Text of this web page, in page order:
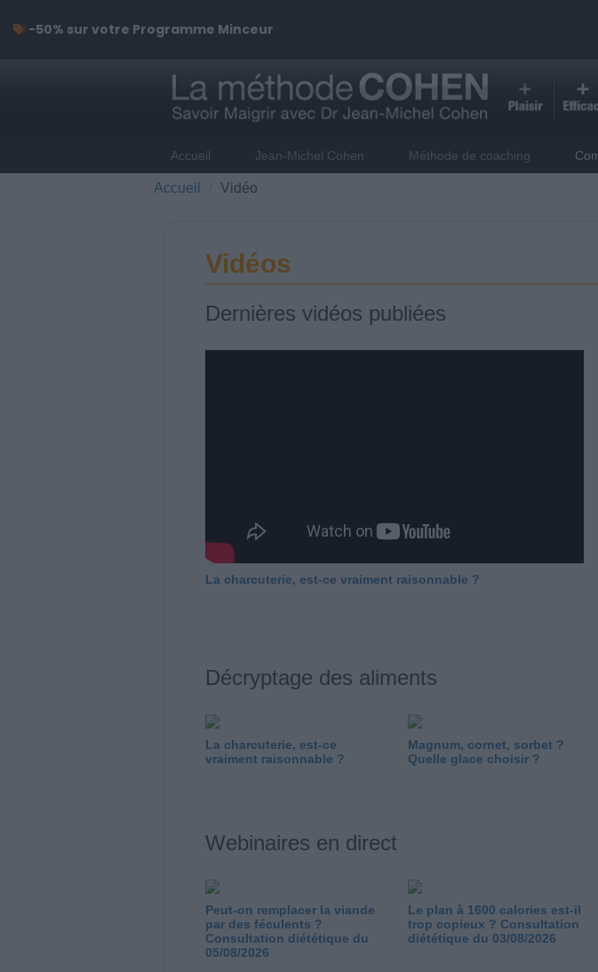
Accueil Jean-Michel Cohen Méthode de coaching
Accueil Vidéo
Vidéos
Dernières vidéos publiées
La charcuterie, est-ce vraiment raisonnable ?
Décryptage des aliments
La charcuterie, est-ce
vraiment raisonnable ?
Magnum, cornet, sorbet ?
Quelle glace choisir ?
Webinaires en direct
Peut-on remplacer la viande
par des féculents ?
Consultation diététique du
05/08/2026
Le plan à 1600 calories est-il
trop copieux ? Consultation
diététique du 03/08/2026
-50% sur votre Programme Minceur